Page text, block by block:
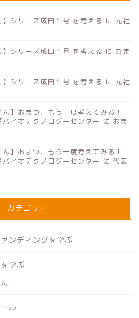
】シリーズ成田１号 を考える に 元社
】シリーズ成田１号 を考える に おま
】シリーズ成田１号 を考える に 元社
】おまつ、もう一度考えてみる！
バイオテクノロジーセンター に おま
】おまつ、もう一度考えてみる！
バイオテクノロジーセンター に 代表
カテゴリー
ンディングを学ぶ
学ぶ
ル